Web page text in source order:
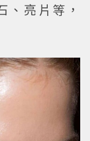
、亮片等，